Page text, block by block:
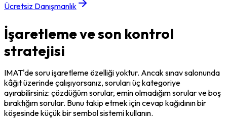
Ücretsiz Danışmanlık
İşaretleme ve son kontrol
stratejisi
IMAT'de soru işaretleme özelliği yoktur. Ancak sınav salonunda
kâğıt üzerinde çalışıyorsanız, soruları üç kategoriye
ayırabilirsiniz: çözdüğüm sorular, emin olmadığım sorular ve boş
bıraktığım sorular. Bunu takip etmek için cevap kağıdının bir
köşesinde küçük bir sembol sistemi kullanın.